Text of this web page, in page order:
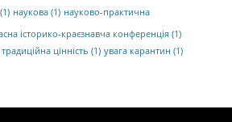
(1) наукова (1) науково-практична
історико-краєзнавча конференція (1)
традиційна цінність (1) увага карантин (1)